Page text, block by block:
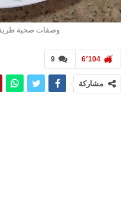
وصفات صحية
9 6٬104
مشاركة